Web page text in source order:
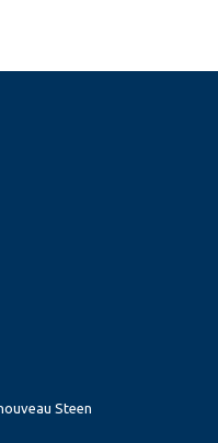
Steen